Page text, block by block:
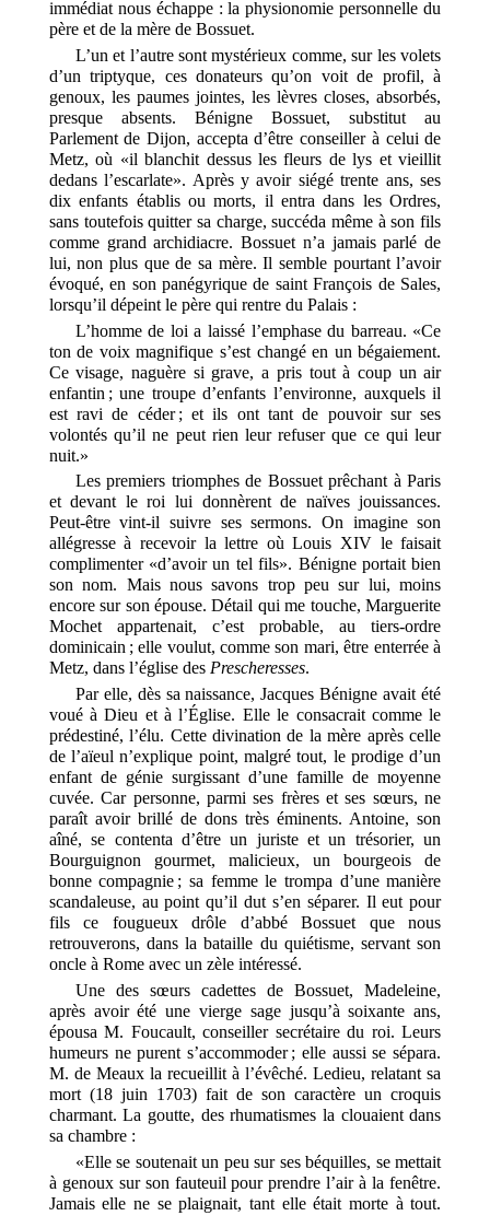
immédiat nous échappe : la physionomie personnelle du
père et de la mère de Bossuet.
L’un et l’autre sont mystérieux comme, sur les volets
d’un triptyque, ces donateurs qu’on voit de profil, à
genoux, les paumes jointes, les lèvres closes, absorbés,
presque absents. Bénigne Bossuet, substitut au
Parlement de Dijon, accepta d’être conseiller à celui de
Metz, où «il blanchit dessus les fleurs de lys et vieillit
dedans l’escarlate». Après y avoir siégé trente ans, ses
dix enfants établis ou morts, il entra dans les Ordres,
sans toutefois quitter sa charge, succéda même à son fils
comme grand archidiacre. Bossuet n’a jamais parlé de
lui, non plus que de sa mère. Il semble pourtant l’avoir
évoqué, en son panégyrique de saint François de Sales,
lorsqu’il dépeint le père qui rentre du Palais :
L’homme de loi a laissé l’emphase du barreau. «Ce
ton de voix magnifique s’est changé en un bégaiement.
Ce visage, naguère si grave, a pris tout à coup un air
enfantin ; une troupe d’enfants l’environne, auxquels il
est ravi de céder ; et ils ont tant de pouvoir sur ses
volontés qu’il ne peut rien leur refuser que ce qui leur
nuit.»
Les premiers triomphes de Bossuet prêchant à Paris
et devant le roi lui donnèrent de naïves jouissances.
Peut-être vint-il suivre ses sermons. On imagine son
allégresse à recevoir la lettre où Louis XIV le faisait
complimenter «d’avoir un tel fils». Bénigne portait bien
son nom. Mais nous savons trop peu sur lui, moins
encore sur son épouse. Détail qui me touche, Marguerite
Mochet appartenait, c’est probable, au tiers-ordre
dominicain ; elle voulut, comme son mari, être enterrée à
Metz, dans l’église des Prescheresses.
Par elle, dès sa naissance, Jacques Bénigne avait été
voué à Dieu et à l’Église. Elle le consacrait comme le
prédestiné, l’élu. Cette divination de la mère après celle
de l’aïeul n’explique point, malgré tout, le prodige d’un
enfant de génie surgissant d’une famille de moyenne
cuvée. Car personne, parmi ses frères et ses sœurs, ne
paraît avoir brillé de dons très éminents. Antoine, son
aîné, se contenta d’être un juriste et un trésorier, un
Bourguignon gourmet, malicieux, un bourgeois de
bonne compagnie ; sa femme le trompa d’une manière
scandaleuse, au point qu’il dut s’en séparer. Il eut pour
fils ce fougueux drôle d’abbé Bossuet que nous
retrouverons, dans la bataille du quiétisme, servant son
oncle à Rome avec un zèle intéressé.
Une des sœurs cadettes de Bossuet, Madeleine,
après avoir été une vierge sage jusqu’à soixante ans,
épousa M. Foucault, conseiller secrétaire du roi. Leurs
humeurs ne purent s’accommoder ; elle aussi se sépara.
M. de Meaux la recueillit à l’évêché. Ledieu, relatant sa
mort (18 juin 1703) fait de son caractère un croquis
charmant. La goutte, des rhumatismes la clouaient dans
sa chambre :
«Elle se soutenait un peu sur ses béquilles, se mettait
à genoux sur son fauteuil pour prendre l’air à la fenêtre.
Jamais elle ne se plaignait, tant elle était morte à tout.